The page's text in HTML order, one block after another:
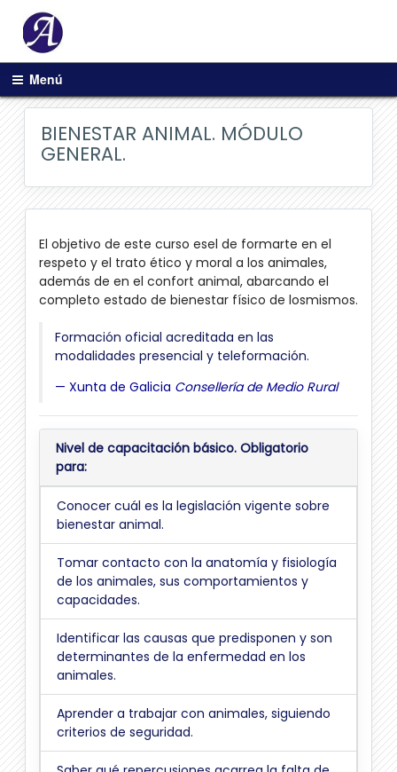
Menú
Salta
al
contenido
principalBIENESTAR ANIMAL. MÓDULO
GENERAL.
El objetivo de este curso esel de formarte en el
respeto y el trato ético y moral a los animales,
además de en el confort animal, abarcando el
completo estado de bienestar físico de losmismos.
Formación oficial acreditada en las
modalidades presencial y teleformación.
Xunta de Galicia Consellería de Medio Rural
Nivel de capacitación básico. Obligatorio
para:
Conocer cuál es la legislación vigente sobre
bienestar animal.
Tomar contacto con la anatomía y fisiología
de los animales, sus comportamientos y
capacidades.
Identificar las causas que predisponen y son
determinantes de la enfermedad en los
animales.
Aprender a trabajar con animales, siguiendo
criterios de seguridad.